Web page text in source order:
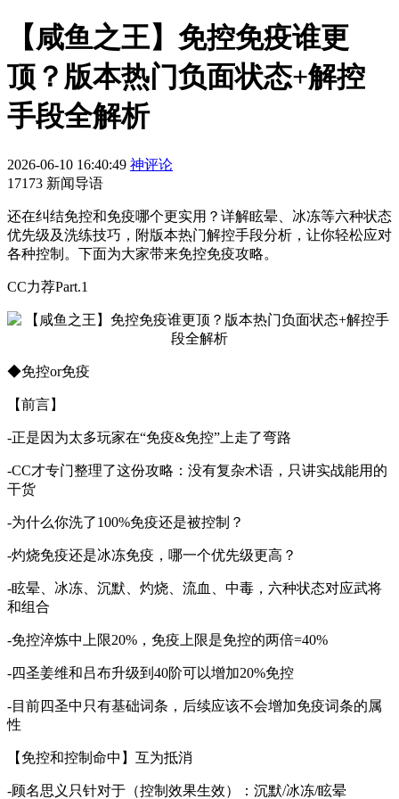
【咸鱼之王】免控免疫谁更
顶？版本热门负面状态+解控
手段全解析
2026-06-10 16:40:49 神评论
17173 新闻导语
还在纠结免控和免疫哪个更实用？详解眩晕、冰冻等六种状态
优先级及洗练技巧，附版本热门解控手段分析，让你轻松应对
各种控制。下面为大家带来免控免疫攻略。
CC力荐Part.1
◆免控or免疫
【前言】
-正是因为太多玩家在“免疫&免控”上走了弯路
-CC才专门整理了这份攻略：没有复杂术语，只讲实战能用的
干货
-为什么你洗了100%免疫还是被控制？
-灼烧免疫还是冰冻免疫，哪一个优先级更高？
-眩晕、冰冻、沉默、灼烧、流血、中毒，六种状态对应武将
和组合
-免控淬炼中上限20%，免疫上限是免控的两倍=40%
-四圣姜维和吕布升级到40阶可以增加20%免控
-目前四圣中只有基础词条，后续应该不会增加免疫词条的属
性
【免控和控制命中】互为抵消
-顾名思义只针对于（控制效果生效）：沉默/冰冻/眩晕